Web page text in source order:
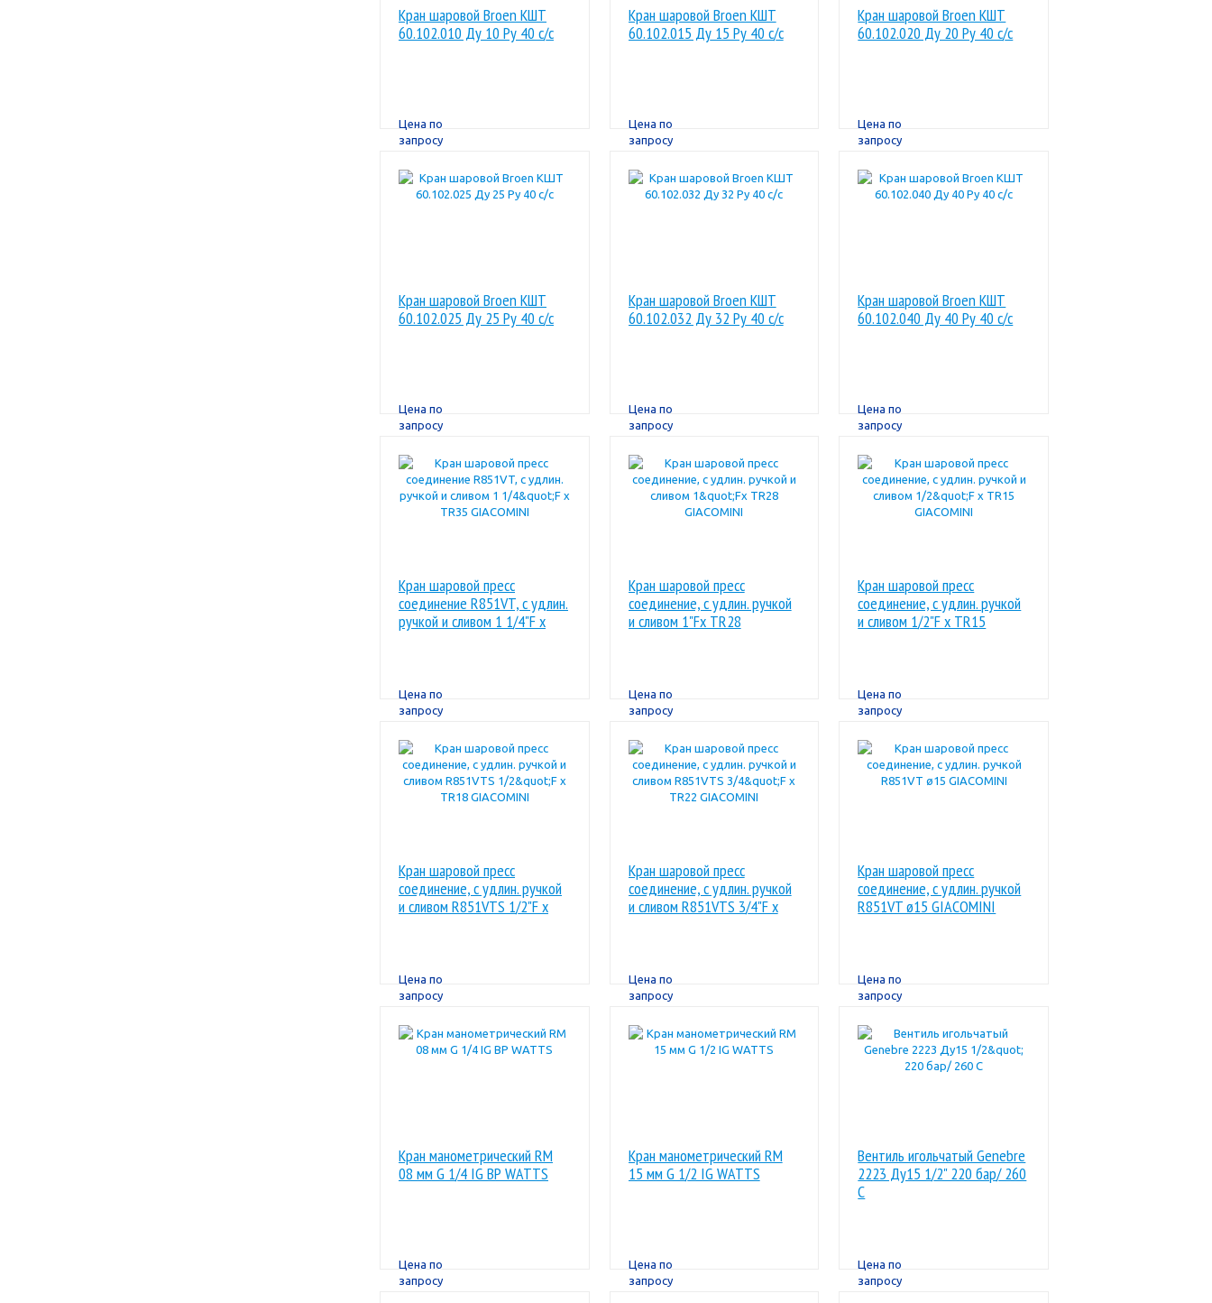
Кран шаровой Broen КШТ
60.102.010 Ду 10 Ру 40 с/с
Цена по
запросу
Кран шаровой Broen КШТ
60.102.015 Ду 15 Ру 40 с/с
Цена по
запросу
Кран шаровой Broen КШТ
60.102.020 Ду 20 Ру 40 с/с
Цена по
запросу
Кран шаровой Broen КШТ
60.102.025 Ду 25 Ру 40 с/с
Цена по
запросу
Кран шаровой Broen КШТ
60.102.032 Ду 32 Ру 40 с/с
Цена по
запросу
Кран шаровой Broen КШТ
60.102.040 Ду 40 Ру 40 с/с
Цена по
запросу
Кран шаровой пресс
соединение R851VT, с удлин.
ручкой и сливом 1 1/4"F x
Цена по
запросу
Кран шаровой пресс
соединение, с удлин. ручкой
и сливом 1"Fx TR28
Цена по
запросу
Кран шаровой пресс
соединение, с удлин. ручкой
и сливом 1/2"F x TR15
Цена по
запросу
Кран шаровой пресс
соединение, с удлин. ручкой
и сливом R851VTS 1/2"F x
Цена по
запросу
Кран шаровой пресс
соединение, с удлин. ручкой
и сливом R851VTS 3/4"F x
Цена по
запросу
Кран шаровой пресс
соединение, с удлин. ручкой
R851VT ø15 GIACOMINI
Цена по
запросу
Кран манометрический RM
08 мм G 1/4 IG ВР WATTS
Цена по
запросу
Кран манометрический RM
15 мм G 1/2 IG WATTS
Цена по
запросу
Вентиль игольчатый Genebre
2223 Ду15 1/2" 220 бар/ 260
С
Цена по
запросу